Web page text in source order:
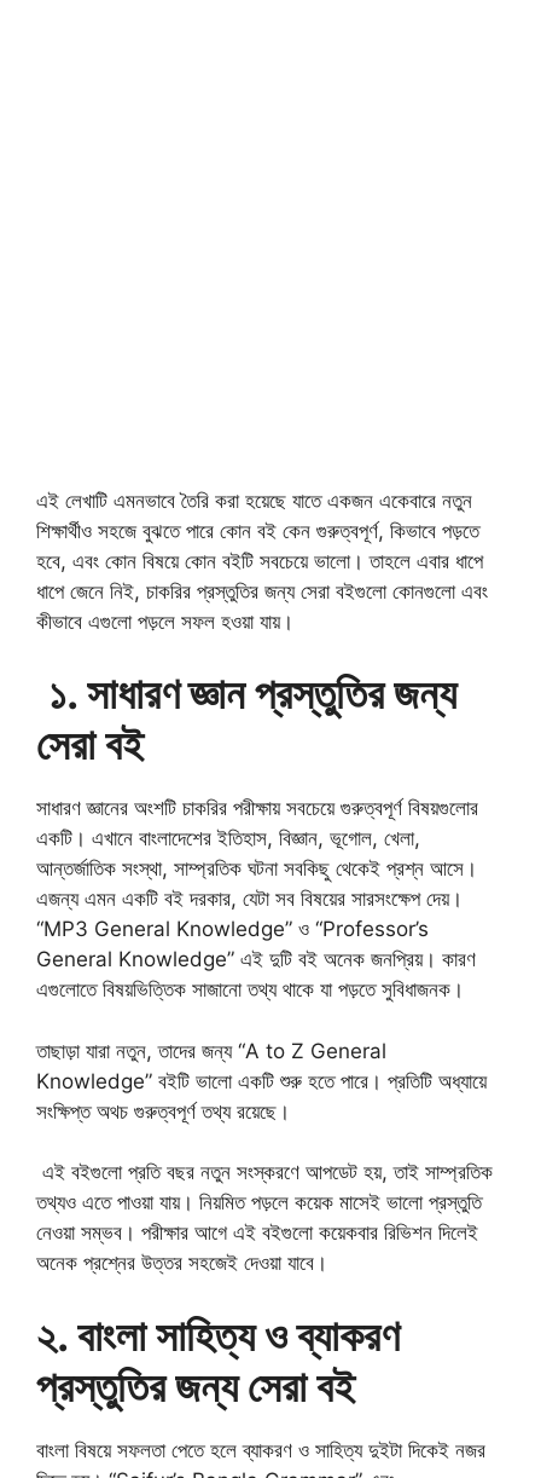
এই লেখাটি এমনভাবে তৈরি করা হয়েছে যাতে একজন একেবারে নতুন
শিক্ষার্থীও সহজে বুঝতে পারে কোন বই কেন গুরুত্বপূর্ণ, কিভাবে পড়তে
হবে, এবং কোন বিষয়ে কোন বইটি সবচেয়ে ভালো। তাহলে এবার ধাপে
ধাপে জেনে নিই, চাকরির প্রস্তুতির জন্য সেরা বইগুলো কোনগুলো এবং
কীভাবে এগুলো পড়লে সফল হওয়া যায়।
১. সাধারণ জ্ঞান প্রস্তুতির জন্য
সেরা বই
সাধারণ জ্ঞানের অংশটি চাকরির পরীক্ষায় সবচেয়ে গুরুত্বপূর্ণ বিষয়গুলোর
একটি। এখানে বাংলাদেশের ইতিহাস, বিজ্ঞান, ভূগোল, খেলা,
আন্তর্জাতিক সংস্থা, সাম্প্রতিক ঘটনা সবকিছু থেকেই প্রশ্ন আসে।
এজন্য এমন একটি বই দরকার, যেটা সব বিষয়ের সারসংক্ষেপ দেয়।
“MP3 General Knowledge” ও “Professor’s
General Knowledge” এই দুটি বই অনেক জনপ্রিয়। কারণ
এগুলোতে বিষয়ভিত্তিক সাজানো তথ্য থাকে যা পড়তে সুবিধাজনক।
তাছাড়া যারা নতুন, তাদের জন্য “A to Z General
Knowledge” বইটি ভালো একটি শুরু হতে পারে। প্রতিটি অধ্যায়ে
সংক্ষিপ্ত অথচ গুরুত্বপূর্ণ তথ্য রয়েছে।
এই বইগুলো প্রতি বছর নতুন সংস্করণে আপডেট হয়, তাই সাম্প্রতিক
তথ্যও এতে পাওয়া যায়। নিয়মিত পড়লে কয়েক মাসেই ভালো প্রস্তুতি
নেওয়া সম্ভব। পরীক্ষার আগে এই বইগুলো কয়েকবার রিভিশন দিলেই
অনেক প্রশ্নের উত্তর সহজেই দেওয়া যাবে।
২. বাংলা সাহিত্য ও ব্যাকরণ
প্রস্তুতির জন্য সেরা বই
বাংলা বিষয়ে সফলতা পেতে হলে ব্যাকরণ ও সাহিত্য দুইটা দিকেই নজর